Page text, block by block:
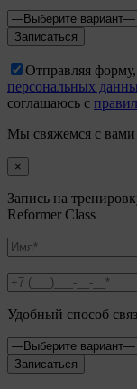
Отправляя
персональных
соглашаюсь с
Мы свяжемся с
×
Запись на
Reformer Class
Удобный способ